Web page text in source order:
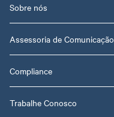
Sobre nós
Assessoria de Comunicação
Compliance
Trabalhe Conosco